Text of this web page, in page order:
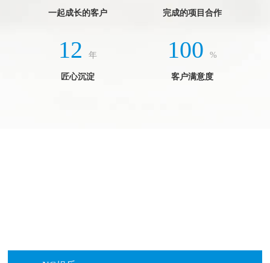
一起成长的客户 完成的项目合作
12 年
匠心沉淀
100 %
客户满意度